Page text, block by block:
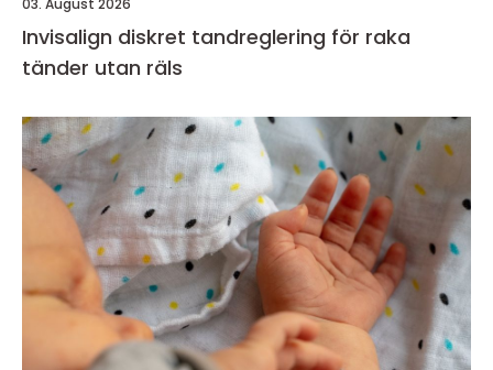
03. August 2026
Invisalign diskret tandreglering för raka
tänder utan räls